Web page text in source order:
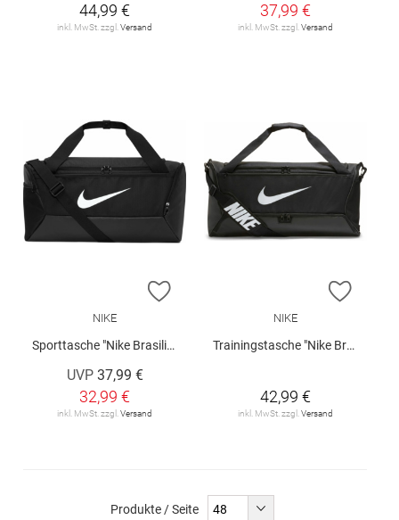
44,99 €
inkl. MwSt. zzgl.Versand
37,99 €
inkl. MwSt. zzgl.Versand
ZUR WUNSCHLISTE HINZUFÜGEN
NIKE
Sporttasche "Nike Brasilia 9.5" 41 L
UVP 37,99 €
32,99 €
inkl. MwSt. zzgl. Versand
ZUR
NIKE
Trainingstasche "Nike Brasilia 9.5" Medium 60 L
42,99 €
inkl. MwSt. zzgl. Versand
Produkte / Seite